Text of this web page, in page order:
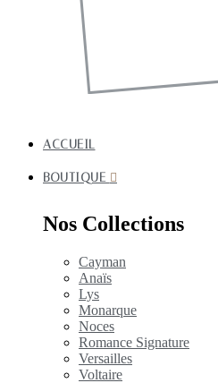
ACCUEIL
BOUTIQUE
Nos Collections
Cayman
Anaïs
Lys
Monarque
Noces
Romance Signature
Versailles
Voltaire